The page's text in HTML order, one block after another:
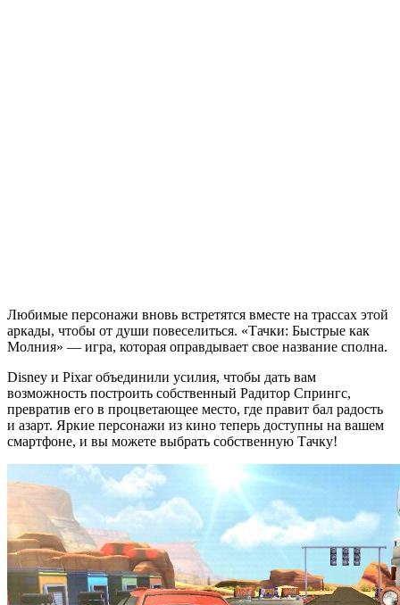
Любимые персонажи вновь встретятся вместе на трассах этой
аркады, чтобы от души повеселиться. «Тачки: Быстрые как
Молния» — игра, которая оправдывает свое название сполна.
Disney и Pixar объединили усилия, чтобы дать вам
возможность построить собственный Радитор Спрингс,
превратив его в процветающее место, где правит бал радость
и азарт. Яркие персонажи из кино теперь доступны на вашем
смартфоне, и вы можете выбрать собственную Тачку!